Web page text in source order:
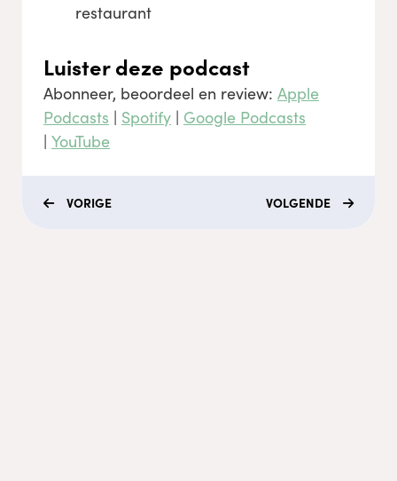
restaurant
Luister deze podcast
Abonneer, beoordeel en review: Apple
Podcasts | Spotify | Google Podcasts
| YouTube
VORIGE VOLGENDE